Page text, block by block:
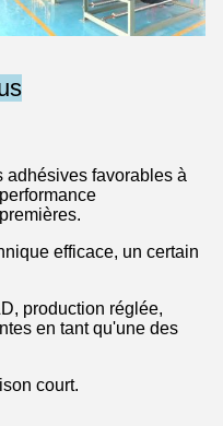
adhésives favorables à
efficace, un certain
production réglée,
en tant qu'une des
court.